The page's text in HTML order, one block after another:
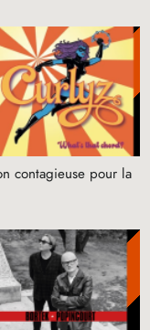
contagieuse pour la